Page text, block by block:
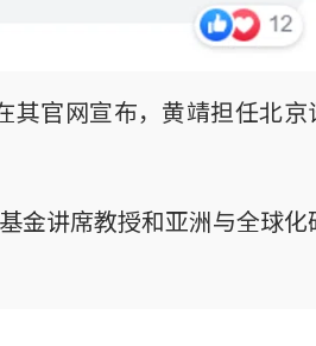
其官网宣布，黄靖担任北京
金讲席教授和亚洲与全球化